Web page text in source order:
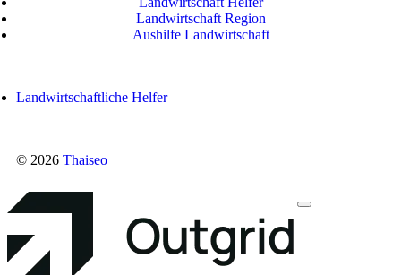
Landwirtschaft Region
Aushilfe Landwirtschaft
© 2026 Thaiseo
Landwirtschaftliche Helfer